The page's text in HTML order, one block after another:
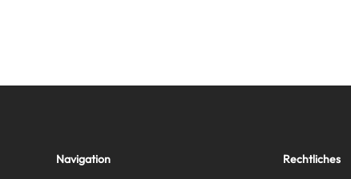
Navigation
Rechtliches